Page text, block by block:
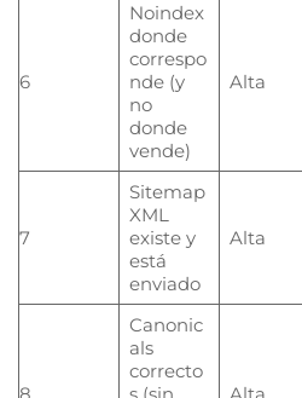
6
Noindex
donde
correspo
nde (y
no
donde
vende)
Alta
7
Sitemap
XML
existe y
está
enviado
Alta
Canonic
als
correcto